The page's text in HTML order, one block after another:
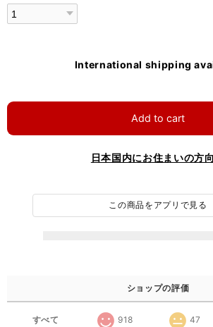
International shipping
Add to cart
日本国内にお住まいの方
この商品をアプリで見る
ショップの評価
すべて 918 47